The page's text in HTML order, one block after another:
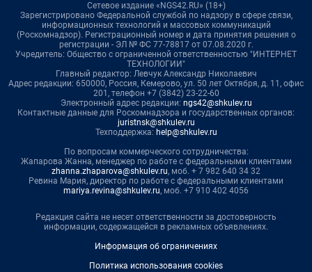
Сетевое издание «NGS42.RU» (18+)
Зарегистрировано Федеральной службой по надзору в сфере связи,
информационных технологий и массовых коммуникаций
(Роскомнадзор). Регистрационный номер и дата принятия решения о
регистрации - ЭЛ № ФС 77-78817 от 07.08.2020 г.
Учредитель: Общество с ограниченной ответственностью "ИНТЕРНЕТ
ТЕХНОЛОГИИ"
Главный редактор: Левчук Александр Николаевич
Адрес редакции: 650000, Россия, Кемерово, ул. 50 лет Октября, д. 11, офис
201, телефон +7 (3842) 23-22-60
Электронный адрес редакции: ngs42@shkulev.ru
Контактные данные для Роскомнадзора и государственных органов:
juristnsk@shkulev.ru
Техподдержка: help@shkulev.ru
По вопросам коммерческого сотрудничества:
Жапарова Жанна, менеджер по работе с федеральными клиентами
zhanna.zhaparova@shkulev.ru, моб. + 7 982 640 34 32
Ревина Мария, директор по работе с федеральными клиентами
mariya.revina@shkulev.ru, моб. +7 910 402 4056
Редакция сайта не несет ответственности за достоверность
информации, содержащейся в рекламных объявлениях.
Информация об ограничениях
Политика использования cookies